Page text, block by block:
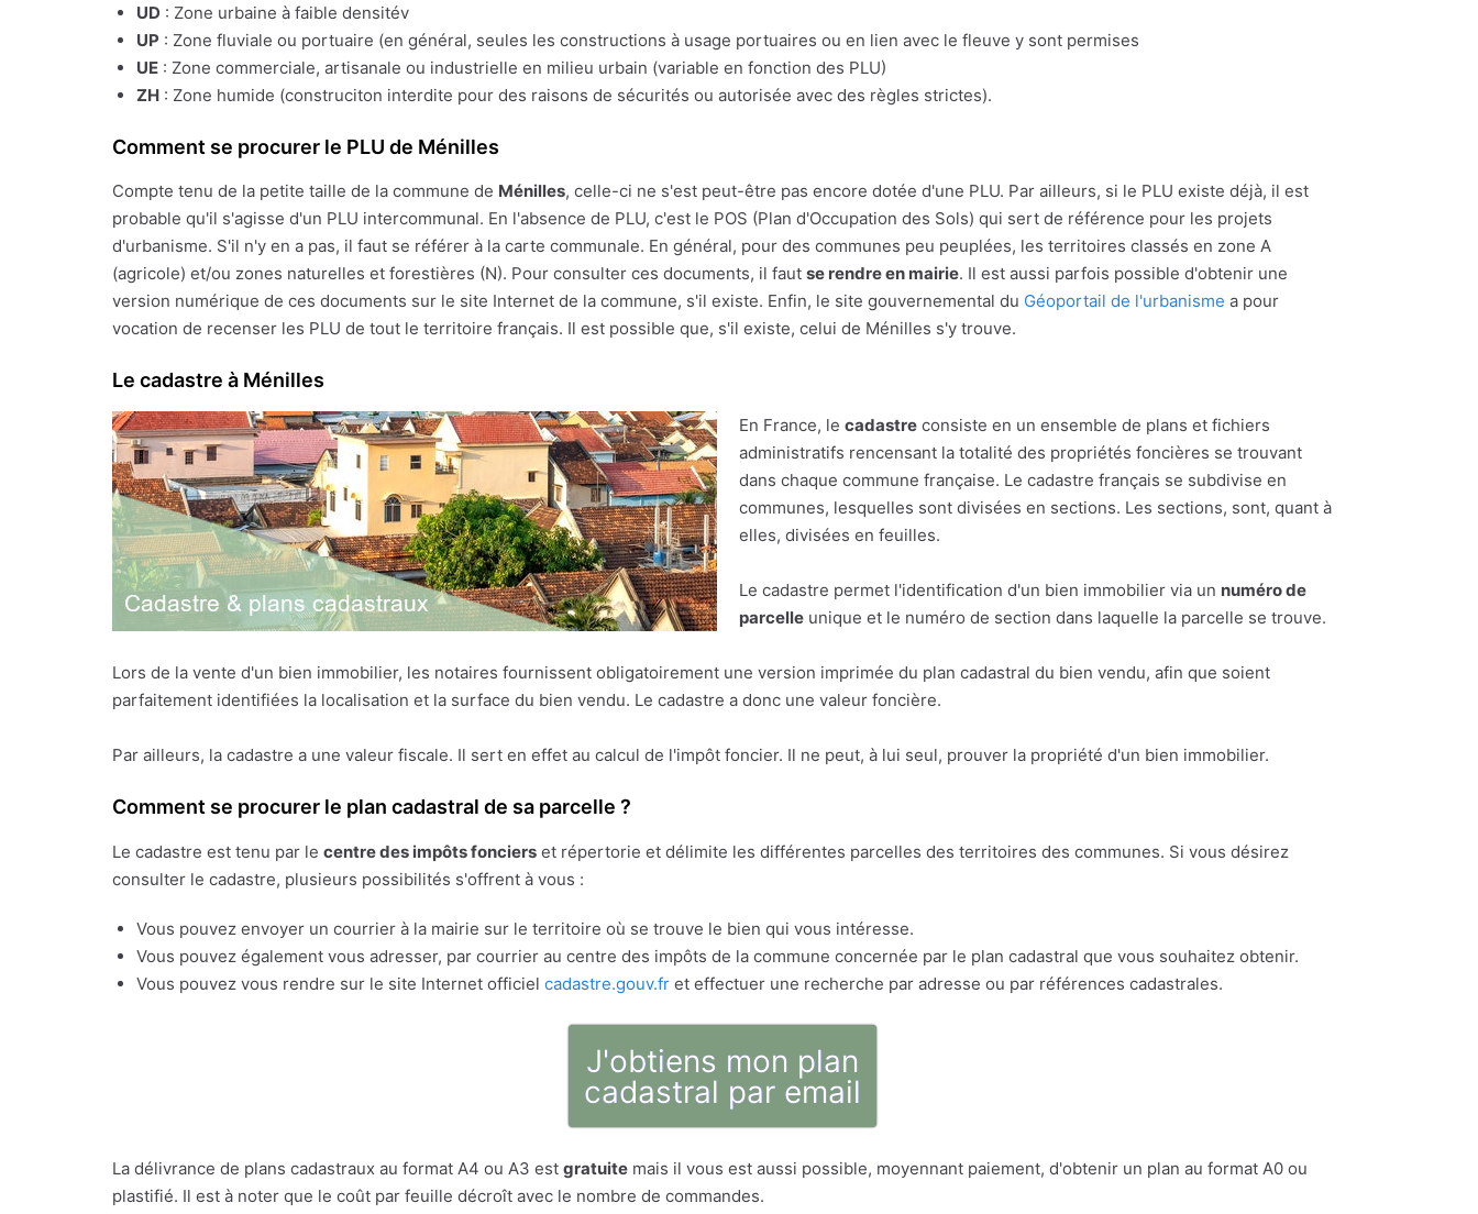
UD : Zone urbaine à faible densitév
UP : Zone fluviale ou portuaire (en général, seules les constructions à usage portuaires ou en lien avec le fleuve y sont permises
UE : Zone commerciale, artisanale ou industrielle en milieu urbain (variable en fonction des PLU)
ZH : Zone humide (construciton interdite pour des raisons de sécurités ou autorisée avec des règles strictes).
Comment se procurer le PLU de Ménilles
Compte tenu de la petite taille de la commune de Ménilles, celle-ci ne s'est peut-être pas encore dotée d'une PLU. Par ailleurs, si le PLU existe déjà, il est
probable qu'il s'agisse d'un PLU intercommunal. En l'absence de PLU, c'est le POS (Plan d'Occupation des Sols) qui sert de référence pour les projets
d'urbanisme. S'il n'y en a pas, il faut se référer à la carte communale. En général, pour des communes peu peuplées, les territoires classés en zone A
(agricole) et/ou zones naturelles et forestières (N). Pour consulter ces documents, il faut se rendre en mairie. Il est aussi parfois possible d'obtenir une
version numérique de ces documents sur le site Internet de la commune, s'il existe. Enfin, le site gouvernemental du Géoportail de l'urbanisme a pour
vocation de recenser les PLU de tout le territoire français. Il est possible que, s'il existe, celui de Ménilles s'y trouve.
Le cadastre à Ménilles
En France, le cadastre consiste en un ensemble de plans et fichiers
administratifs rencensant la totalité des propriétés foncières se trouvant
dans chaque commune française. Le cadastre français se subdivise en
communes, lesquelles sont divisées en sections. Les sections, sont, quant à
elles, divisées en feuilles.
Le cadastre permet l'identification d'un bien immobilier via un numéro de
parcelle unique et le numéro de section dans laquelle la parcelle se trouve.
Lors de la vente d'un bien immobilier, les notaires fournissent obligatoirement une version imprimée du plan cadastral du bien vendu, afin que soient
parfaitement identifiées la localisation et la surface du bien vendu. Le cadastre a donc une valeur foncière.
Par ailleurs, la cadastre a une valeur fiscale. Il sert en effet au calcul de l'impôt foncier. Il ne peut, à lui seul, prouver la propriété d'un bien immobilier.
Comment se procurer le plan cadastral de sa parcelle ?
Le cadastre est tenu par le centre des impôts fonciers et répertorie et délimite les différentes parcelles des territoires des communes. Si vous désirez
consulter le cadastre, plusieurs possibilités s'offrent à vous :
Vous pouvez envoyer un courrier à la mairie sur le territoire où se trouve le bien qui vous intéresse.
Vous pouvez également vous adresser, par courrier au centre des impôts de la commune concernée par le plan cadastral que vous souhaitez obtenir.
Vous pouvez vous rendre sur le site Internet officiel cadastre.gouv.fr et effectuer une recherche par adresse ou par références cadastrales.
J'obtiens mon plan
cadastral par email
La délivrance de plans cadastraux au format A4 ou A3 est gratuite mais il vous est aussi possible, moyennant paiement, d'obtenir un plan au format A0 ou
plastifié. Il est à noter que le coût par feuille décroît avec le nombre de commandes.